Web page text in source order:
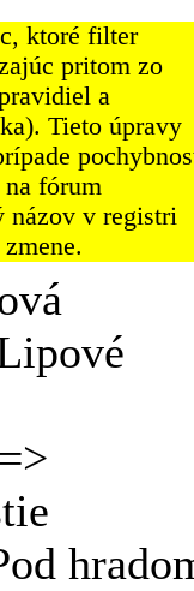
ktoré filter
pritom zo
a
Tieto úpravy
fórum
v registri